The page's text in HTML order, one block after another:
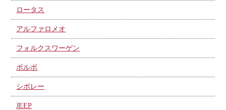
ロータス
アルファロメオ
フォルクスワーゲン
ボルボ
シボレー
JEEP